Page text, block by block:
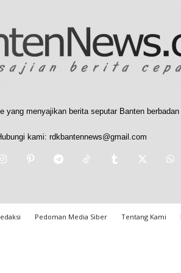
yang menyajikan berita seputar Banten
kami: rdkbantennews@gmail.com
Pedoman Media Siber Tentang Kami